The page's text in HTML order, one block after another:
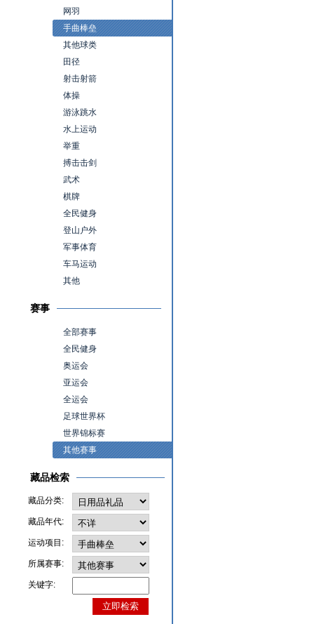
网羽
手曲棒垒
其他球类
田径
射击射箭
体操
游泳跳水
水上运动
举重
搏击击剑
武术
棋牌
全民健身
登山户外
军事体育
车马运动
其他
赛事
全部赛事
全民健身
奥运会
亚运会
全运会
足球世界杯
世界锦标赛
其他赛事
藏品检索
藏品分类:
藏品年代:
运动项目:
所属赛事:
关键字: